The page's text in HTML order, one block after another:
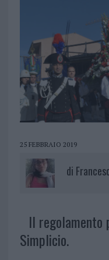
25 FEBBRAIO 2019
di
Il regolamento
Simplicio.